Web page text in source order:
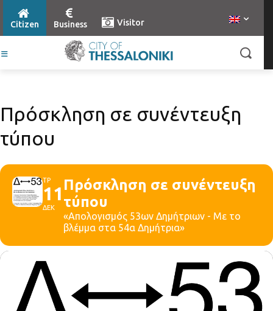
Citizen Business Visitor
Πρόσκληση σε συνέντευξη
τύπου
ΤΡ
11
ΔΕΚ
Πρόσκληση σε συνέντευξη
τύπου
«Απολογισμός 53ων Δημήτριων - Με το
βλέμμα στα 54α Δημήτρια»